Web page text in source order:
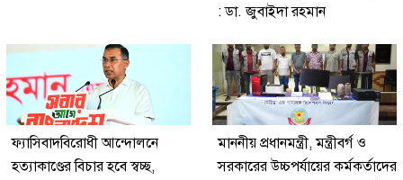
: ডা. জুবাইদা রহমান
ফ্যাসিবাদবিরোধী আন্দোলনে
হত্যাকাণ্ডের বিচার হবে স্বচ্ছ,
মাননীয় প্রধানমন্ত্রী, মন্ত্রীবর্গ ও
সরকারের উচ্চপর্যায়ের কর্মকর্তাদের